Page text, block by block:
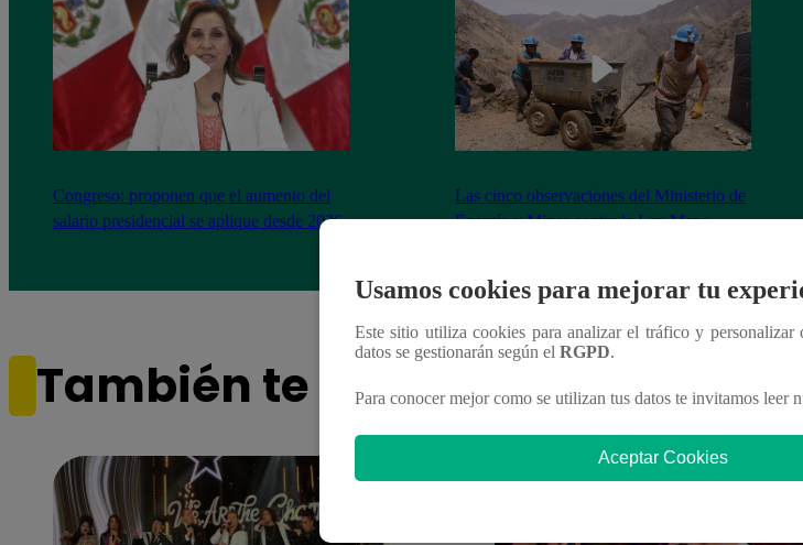
Congreso: proponen que el aumento del
salario presidencial se aplique desde 2026
Las cinco observaciones del Ministerio de
Energía y Minas contra la Ley Mape
También te puede interesar
Usamos cookies para mejorar tu
Este sitio utiliza cookies para analizar el tráfico y
datos se gestionarán según el RGPD.
Para conocer mejor como se utilizan tus datos te invitamos leer
Aceptar Cookies